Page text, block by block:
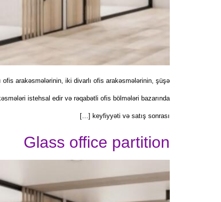
arakəsmələrinin, iki divarlı ofis arakəsmələrinin, şüşə
istehsal edir və rəqabətli ofis bölmələri bazarında
keyfiyyəti və satış sonrası […]
Glass office partition